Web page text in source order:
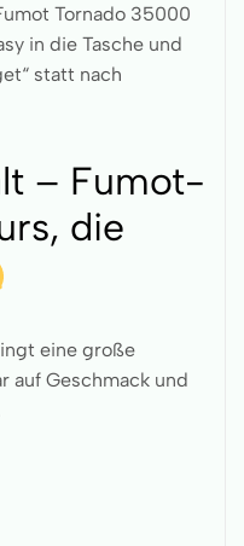
Tornado 35000
in die Tasche und
statt nach
– Fumot-
die
eine große
auf Geschmack und